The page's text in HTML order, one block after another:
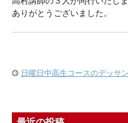
ありがとうございました。
日曜日中高生コースのデッサ